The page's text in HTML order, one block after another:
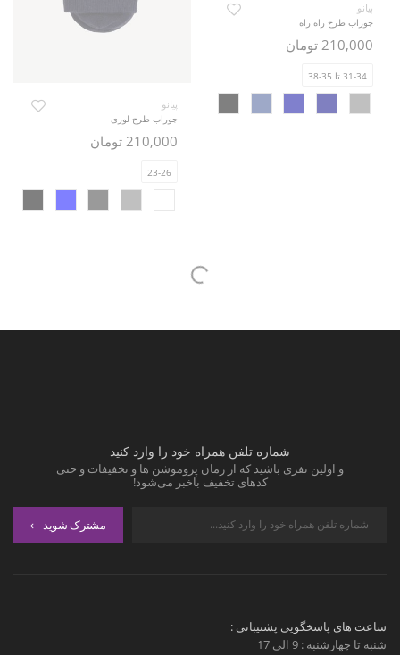
پیانو
جوراب طرح راه راه
210,000 تومان
31-34 تا 35-38
پیانو
جوراب طرح لوزی
210,000 تومان
23-26
شماره تلفن همراه خود را وارد کنید
و اولین نفری باشید که از زمان پروموشن ها و تخفیفات و حتی
کدهای تخفیف باخبر می‌شود!
مشترک شوید
ساعت های پاسخگویی پشتیبانی :
شنبه تا چهارشنبه : 9 الی 17